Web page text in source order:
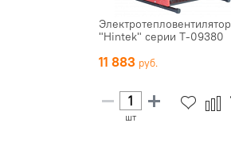
Электротепловентилятор
"Hintek" серии Т-09380
11 883
шт